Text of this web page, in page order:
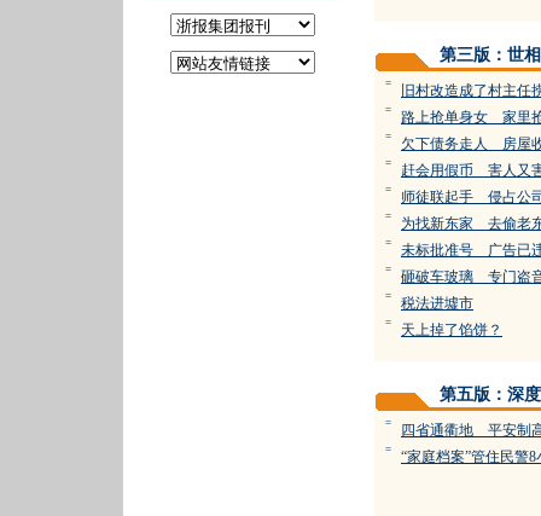
第三版：世相
= 旧村改造成了村主任
= 路上抢单身女 家里
= 欠下债务走人 房屋
= 赶会用假币 害人又
= 师徒联起手 侵占公
= 为找新东家 去偷老
= 未标批准号 广告已
= 砸破车玻璃 专门盗
= 税法进墟市
= 天上掉了馅饼？
第五版：深度
= 四省通衢地 平安制
= “家庭档案”管住民警8